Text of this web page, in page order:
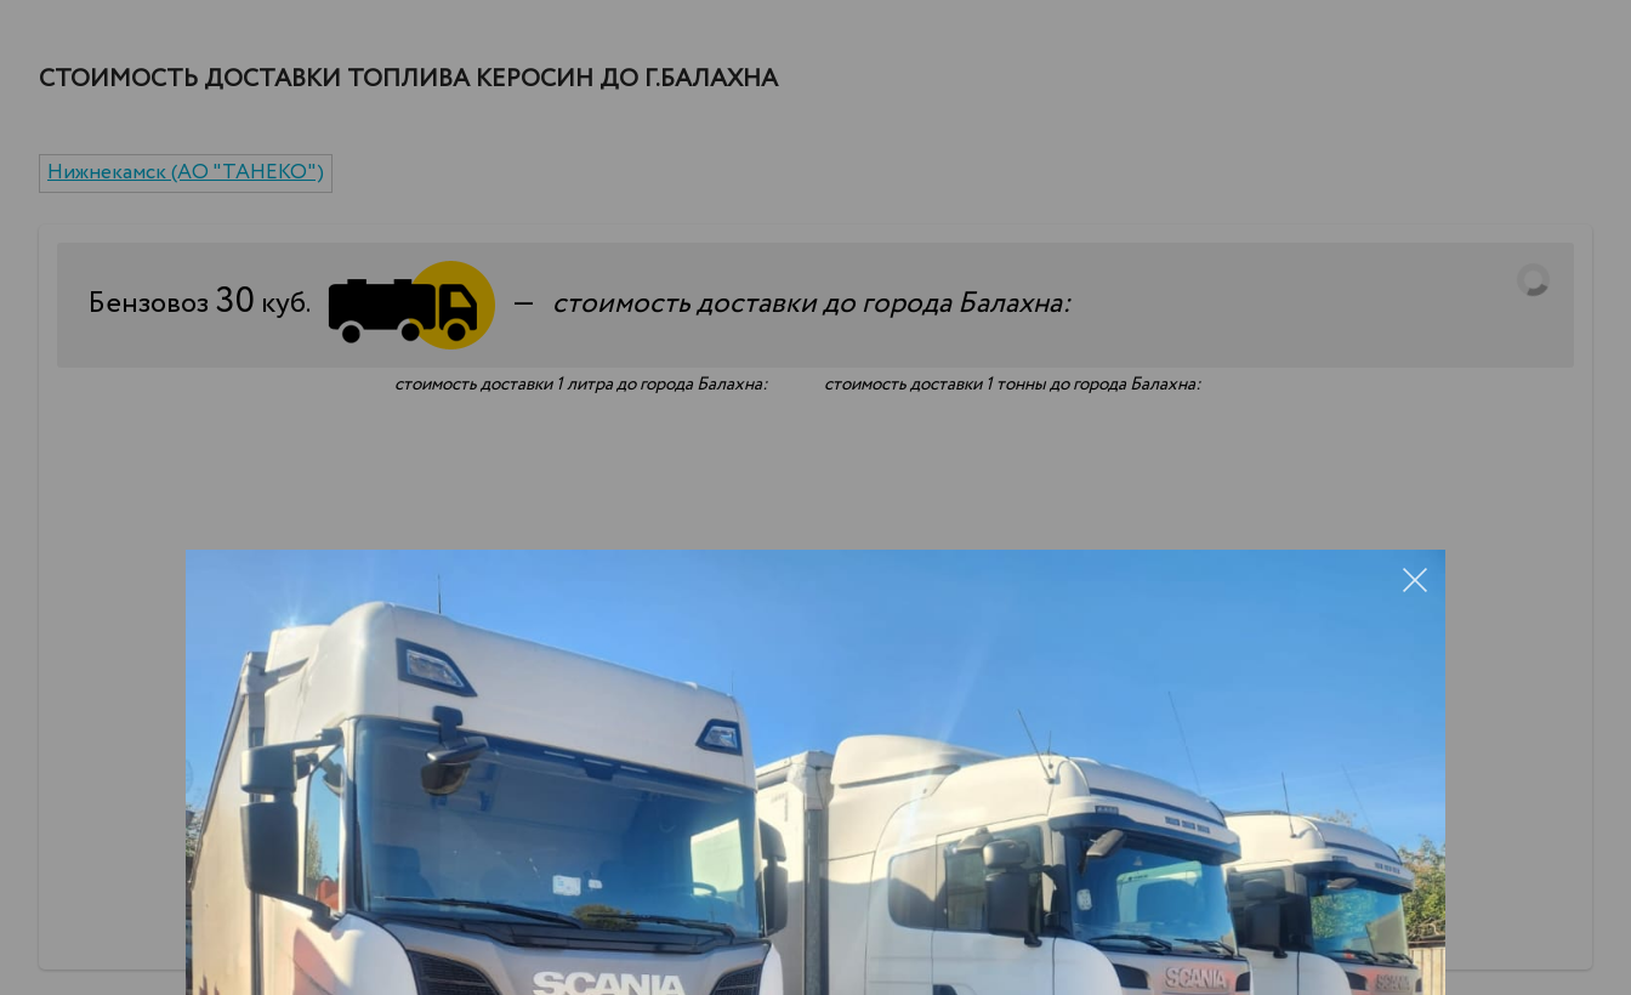
СТОИМОСТЬ ДОСТАВКИ ТОПЛИВА КЕРОСИН ДО Г.БАЛАХНА
Нижнекамск (АО "ТАНЕКО")
Бензовоз 30 куб. — стоимость доставки до города Балахна:
стоимость доставки 1 литра до города Балахна: стоимость доставки 1 тонны до города Балахна: